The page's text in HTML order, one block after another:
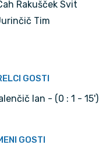
Rakušček Svit
Tim
GOSTI
Ian - (0 : 1 - 15')
GOSTI